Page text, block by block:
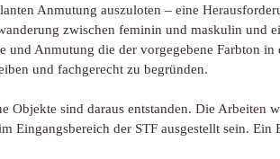
Anmutung auszuloten – eine
zwischen feminin und maskulin und
und Anmutung die der vorgegebene Farbton in
und fachgerecht zu begründen.
Objekte sind daraus entstanden. Die Arbeiten
Eingangsbereich der STF ausgestellt sein. Ein